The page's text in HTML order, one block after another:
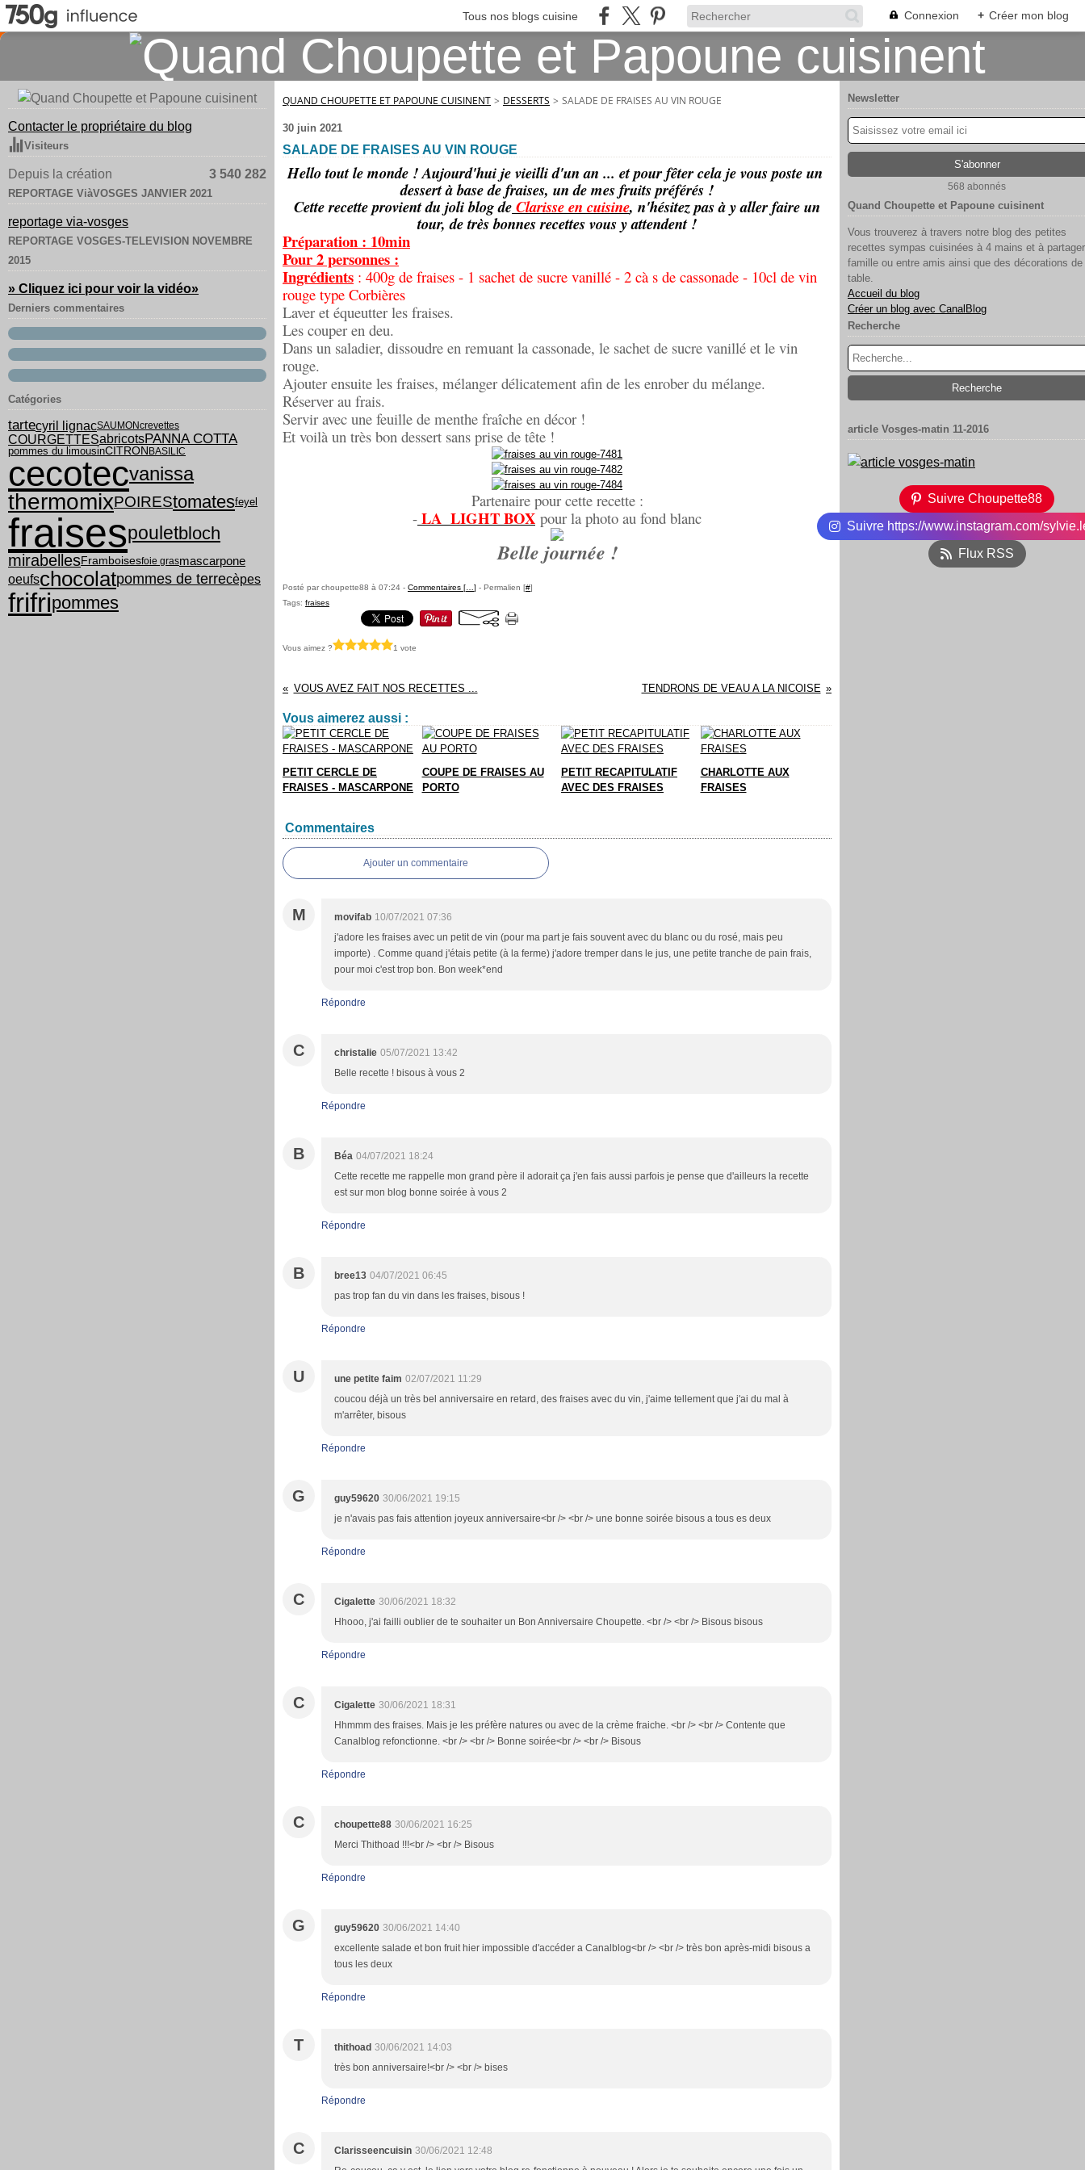
Tous nos blogs cuisine Connexion + Créer mon blog
Contacter le propriétaire du blog
Visiteurs
Depuis la création 3 540 282
REPORTAGE ViàVOSGES JANVIER 2021
reportage via-vosges
REPORTAGE VOSGES-TELEVISION NOVEMBRE
2015
» Cliquez ici pour voir la vidéo»
Derniers commentaires
Catégories
tartecyril lignacSAUMONcrevettes
COURGETTESabricotsPANNA COTTA
pommes du limousinCITRON BASILIC
cecotecvanissa
thermomixPOIREStomatesfeyel
fraisespouletbloch
mirabellesFramboisesfoie grasmascarpone
oeufschocolatpommes de terrecèpes
frifripommes
QUAND CHOUPETTE ET PAPOUNE CUISINENT > DESSERTS > SALADE DE FRAISES AU VIN ROUGE
30 juin 2021
SALADE DE FRAISES AU VIN ROUGE
Hello tout le monde ! Aujourd'hui je vieilli d'un an ... et pour fêter cela je vous poste un
dessert à base de fraises, un de mes fruits préférés !
Cette recette provient du joli blog deClarisse en cuisine, n'hésitez pas à y aller faire un
tour, de très bonnes recettes vous y attendent !
Préparation : 10min
Pour 2 personnes :
Ingrédients : 400g de fraises - 1 sachet de sucre vanillé - 2 cà s de cassonade - 10cl de vin
rouge type Corbières
Laver et équeutter les fraises.
Les couper en deu.
Dans un saladier, dissoudre en remuant la cassonade, le sachet de sucre vanillé et le vin
rouge.
Ajouter ensuite les fraises, mélanger délicatement afin de les enrober du mélange.
Réserver au frais.
Servir avec une feuille de menthe fraîche en décor !
Et voilà un très bon dessert sans prise de tête !
Partenaire pour cette recette :
- LA LIGHT BOX pour la photo au fond blanc
Belle journée !
Posté par choupette88 à 07:24 - Commentaires [ ] - Permalien [#]
Tags: fraises
Vous aimez ? 1 vote
VOUS AVEZ FAIT NOS RECETTES ... TENDRONS DE VEAU A LA NICOISE
Vous aimerez aussi :
PETIT CERCLE DE
FRAISES - MASCARPONE
COUPE DE FRAISES AU
PORTO
PETIT RECAPITULATIF
AVEC DES FRAISES
CHARLOTTE AUX
FRAISES
Commentaires
Ajouter un commentaire
M movifab 10/07/2021 07:36
j'adore les fraises avec un petit de vin (pour ma part je fais souvent avec du blanc ou du rosé, mais peu
importe) . Comme quand j'étais petite (à la ferme) j'adore tremper dans le jus, une petite tranche de pain frais,
pour moi c'est trop bon. Bon week*end
Répondre
C christalie 05/07/2021 13:42
Belle recette ! bisous à vous 2
Répondre
B Béa 04/07/2021 18:24
Cette recette me rappelle mon grand père il adorait ça j'en fais aussi parfois je pense que d'ailleurs la recette
est sur mon blog bonne soirée à vous 2
Répondre
B bree13 04/07/2021 06:45
pas trop fan du vin dans les fraises, bisous !
Répondre
U une petite faim 02/07/2021 11:29
coucou déjà un très bel anniversaire en retard, des fraises avec du vin, j'aime tellement que j'ai du mal à
m'arrêter, bisous
Répondre
G guy59620 30/06/2021 19:15
je n'avais pas fais attention joyeux anniversaire<br /> <br /> une bonne soirée bisous a tous es deux
Répondre
C Cigalette 30/06/2021 18:32
Hhooo, j'ai failli oublier de te souhaiter un Bon Anniversaire Choupette. <br /> <br /> Bisous bisous
Répondre
C Cigalette 30/06/2021 18:31
Hhmmm des fraises. Mais je les préfère natures ou avec de la crème fraiche. <br /> <br /> Contente que
Canalblog refonctionne. <br /> <br /> Bonne soirée<br /> <br /> Bisous
Répondre
C choupette88 30/06/2021 16:25
Merci Thithoad !!!<br /> <br /> Bisous
Répondre
G guy59620 30/06/2021 14:40
excellente salade et bon fruit hier impossible d'accéder a Canalblog<br /> <br /> très bon après-midi bisous a
tous les deux
Répondre
T thithoad 30/06/2021 14:03
très bon anniversaire!<br /> <br /> bises
Répondre
C Clarisseencuisin 30/06/2021 12:48
Newsletter
568 abonnés
Quand Choupette et Papoune cuisinent
Vous trouverez à travers notre blog des petites
recettes sympas cuisinées à 4 mains et à
famille ou entre amis ainsi que des décorations de
table.
Accueil du blog
Créer un blog avec CanalBlog
Recherche
article Vosges-matin 11-2016
Suivre Choupette88
Suivre https://www.instagram.com/
Flux RSS